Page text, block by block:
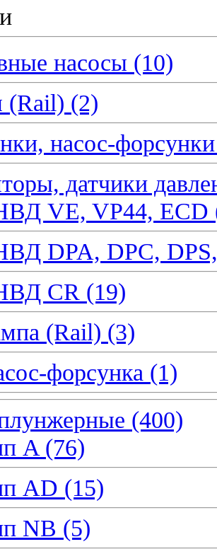
насосы (10)
(Rail) (2)
насос-
датчики
VE, VP44, ECD
DPA, DPC,
CR (19)
(Rail) (3)
форсунка (1)
(400)
A (76)
AD (15)
NB (5)